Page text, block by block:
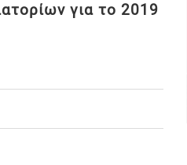
για το 2019